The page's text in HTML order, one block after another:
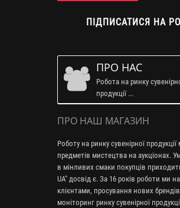
ПІДПИСАТИСЯ НА
ПРО НАС
Робота на ринку
продукції ...
ПРО НАШ МАГАЗИН
Роботу на ринку сувенірної
предметів мистецтва на аукціонах.
в мінливих смаки покупців
UA" досвід є. За 16 років роботи ми
клієнтами, просування нових
моніторинг ринку сувенірної